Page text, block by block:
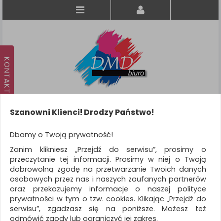
KATEGORIE
WSZYSTKIE KATEGORIE
FILTRY
Szanowni Klienci! Drodzy Państwo!
Dbamy o Twoją prywatność!
Zanim klikniesz „Przejdź do serwisu”, prosimy o
przeczytanie tej informacji. Prosimy w niej o Twoją
dobrowolną zgodę na przetwarzanie Twoich danych
osobowych przez nas i naszych zaufanych partnerów
oraz przekazujemy informacje o naszej polityce
prywatności w tym o tzw. cookies. Klikając „Przejdź do
serwisu”, zgadzasz się na poniższe. Możesz też
odmówić zgody lub ograniczyć jej zakres.